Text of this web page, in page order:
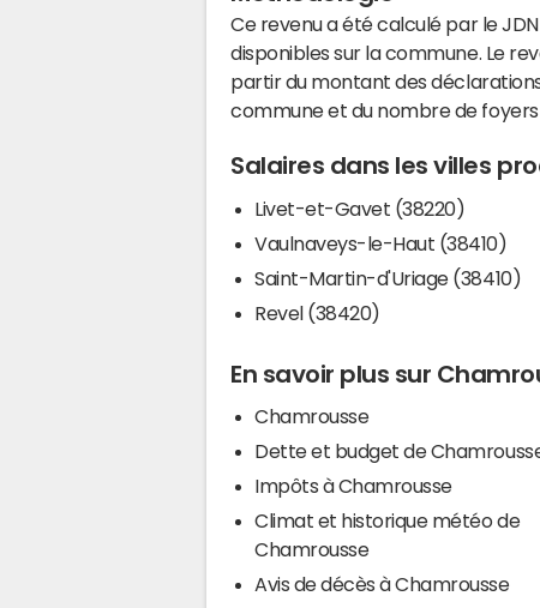
Ce revenu a été calculé par le
disponibles sur la commune. Le
partir du montant des
commune et du nombre de
Salaires dans les villes
Livet-et-Gavet (38220)
Vaulnaveys-le-Haut (38410)
Saint-Martin-d'Uriage (38410)
Revel (38420)
En savoir plus sur
Chamrousse
Dette et budget de
Impôts à Chamrousse
Climat et historique météo de
Chamrousse
Avis de décès à Chamrousse